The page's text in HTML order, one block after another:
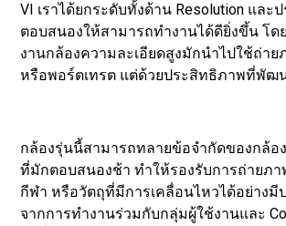
VI เราได้ยกระดับทั้งด้าน Resolution และ
ตอบสนองให้สามารถทำงานได้ดียิ่งขึ้น โด
งานกล้องความละเอียดสูงมักนำไปใช้ถ่าย
หรือพอร์ตเทรต แต่ด้วยประสิทธิภาพที่พัฒ
กล้องรุ่นนี้สามารถทลายข้อจำกัดของกล้อ
ที่มักตอบสนองช้า ทำให้รองรับการถ่ายภ
กีฬา หรือวัตถุที่มีการเคลื่อนไหวได้อย่างมี
จากการทำงานร่วมกับกลุ่มผู้ใช้งานและ